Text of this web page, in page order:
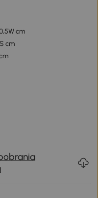
cm
cm